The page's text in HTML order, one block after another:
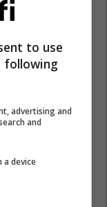
to use
following
advertising and
and
device